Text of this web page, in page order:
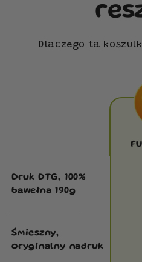
Dlaczego ta
Druk DTG, 100%
bawełna 190g
Śmieszny,
oryginalny nadruk